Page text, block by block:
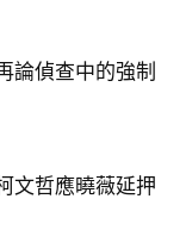
論偵查中的強制
文哲應曉薇延押